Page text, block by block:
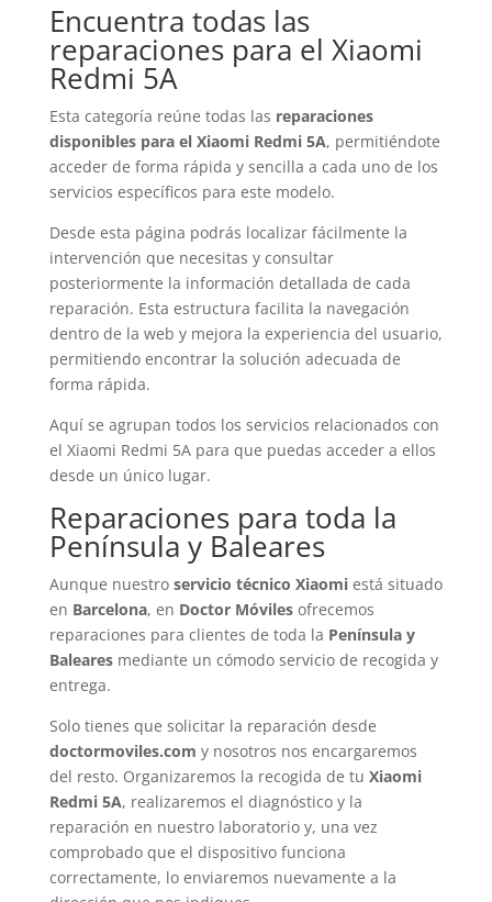
Encuentra todas las
reparaciones para el Xiaomi
Redmi 5A
Esta categoría reúne todas las reparaciones
disponibles para el Xiaomi Redmi 5A, permitiéndote
acceder de forma rápida y sencilla a cada uno de los
servicios específicos para este modelo.
Desde esta página podrás localizar fácilmente la
intervención que necesitas y consultar
posteriormente la información detallada de cada
reparación. Esta estructura facilita la navegación
dentro de la web y mejora la experiencia del usuario,
permitiendo encontrar la solución adecuada de
forma rápida.
Aquí se agrupan todos los servicios relacionados con
el Xiaomi Redmi 5A para que puedas acceder a ellos
desde un único lugar.
Reparaciones para toda la
Península y Baleares
Aunque nuestro servicio técnico Xiaomiestá situado
en Barcelona, en Doctor Móvilesofrecemos
reparaciones para clientes de toda la Península y
Balearesmediante un cómodo servicio de recogida y
entrega.
Solo tienes que solicitar la reparación desde
doctormoviles.com y nosotros nos encargaremos
del resto. Organizaremos la recogida de tu Xiaomi
Redmi 5A, realizaremos el diagnóstico y la
reparación en nuestro laboratorio y, una vez
comprobado que el dispositivo funciona
correctamente, lo enviaremos nuevamente a la